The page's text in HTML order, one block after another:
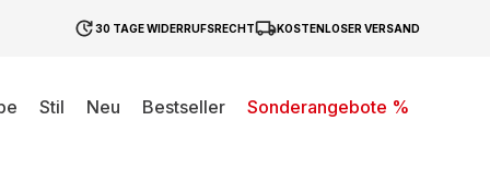
30 TAGE WIDERRUFSRECHT KOSTENLOSER VERSAND
Stil Neu Bestseller
Sonderangebote %